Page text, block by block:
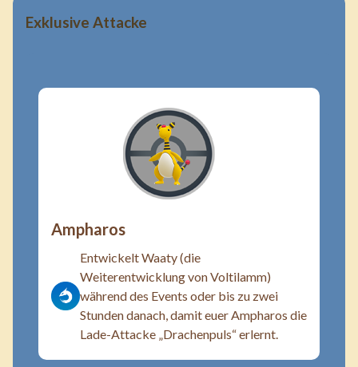
Exklusive Attacke
Ampharos
Entwickelt Waaty (die
Weiterentwicklung von Voltilamm)
während des Events oder bis zu zwei
Stunden danach, damit euer Ampharos die
Lade-Attacke „Drachenpuls“ erlernt.